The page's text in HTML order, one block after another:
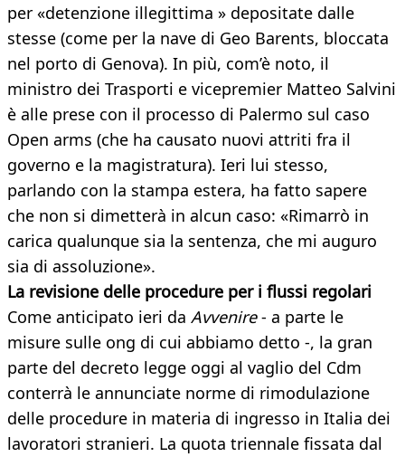
per «detenzione illegittima » depositate dalle
stesse (come per la nave di Geo Barents, bloccata
nel porto di Genova). In più, com’è noto, il
ministro dei Trasporti e vicepremier Matteo Salvini
è alle prese con il processo di Palermo sul caso
Open arms (che ha causato nuovi attriti fra il
governo e la magistratura). Ieri lui stesso,
parlando con la stampa estera, ha fatto sapere
che non si dimetterà in alcun caso: «Rimarrò in
carica qualunque sia la sentenza, che mi auguro
sia di assoluzione».
La revisione delle procedure per i flussi regolari
Come anticipato ieri da Avvenire- a parte le
misure sulle ong di cui abbiamo detto -, la gran
parte del decreto legge oggi al vaglio del Cdm
conterrà le annunciate norme di rimodulazione
delle procedure in materia di ingresso in Italia dei
lavoratori stranieri. La quota triennale fissata dal